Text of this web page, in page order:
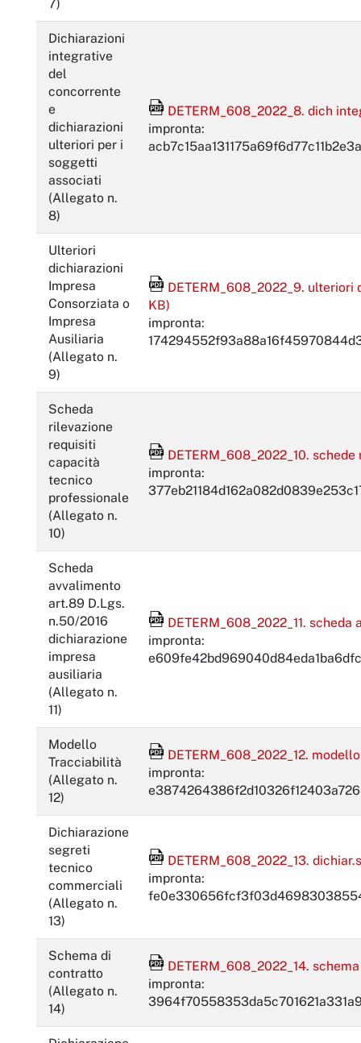
7)
Dichiarazioni
integrative
del
concorrente
e
dichiarazioni
ulteriori per i
soggetti
associati
(Allegato n.
8)
File Acrobat Reader
DETERM_608_2022_8. dich
impronta:
Ulteriori
dichiarazioni
Impresa
Consorziata o
Impresa
Ausiliaria
(Allegato n.
9)
File Acrobat Reader
DETERM_608_2022_9.
KB)
impronta:
Scheda
rilevazione
requisiti
capacità
tecnico
professionale
(Allegato n.
10)
File Acrobat Reader
DETERM_608_2022_10.
impronta:
Scheda
avvalimento
art.89 D.Lgs.
n.50/2016
dichiarazione
impresa
ausiliaria
(Allegato n.
11)
File Acrobat Reader
DETERM_608_2022_11.
impronta:
Modello
Tracciabilità
(Allegato n.
12)
File Acrobat Reader
DETERM_608_2022_12.
impronta:
Dichiarazione
segreti
tecnico
commerciali
(Allegato n.
13)
File Acrobat Reader
DETERM_608_2022_13.
impronta:
Schema di
contratto
(Allegato n.
14)
File Acrobat Reader
DETERM_608_2022_14.
impronta: